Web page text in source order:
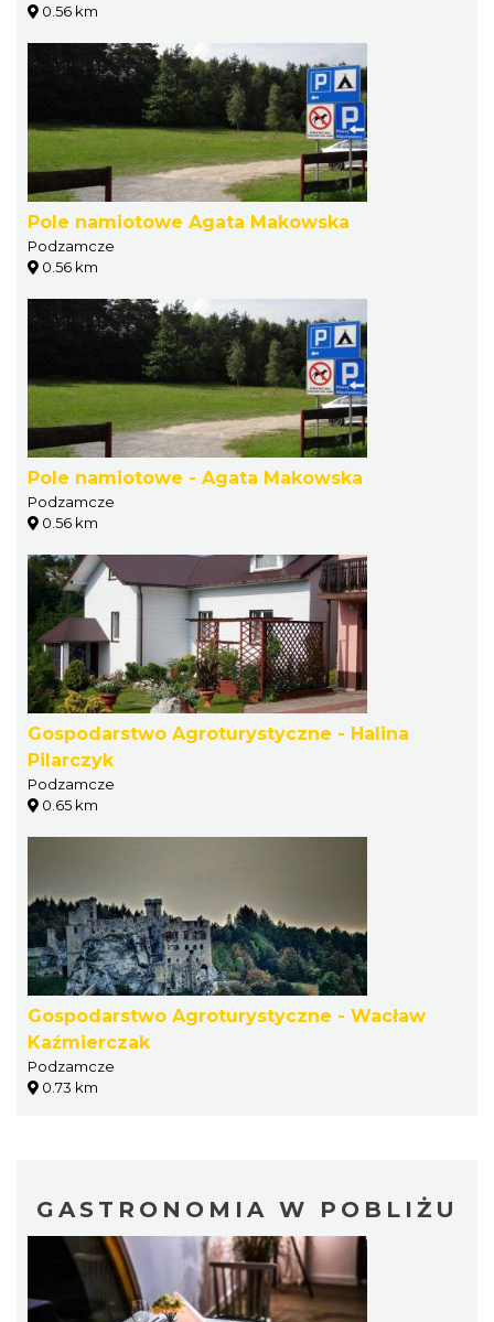
0.56 km
Pole namiotowe Agata Makowska
Podzamcze
0.56 km
Pole namiotowe - Agata Makowska
Podzamcze
0.56 km
Gospodarstwo Agroturystyczne - Halina
Pilarczyk
Podzamcze
0.65 km
Gospodarstwo Agroturystyczne - Wacław
Kaźmierczak
Podzamcze
0.73 km
GASTRONOMIA W POBLIŻU